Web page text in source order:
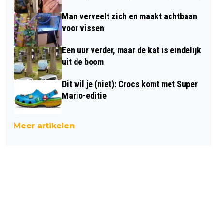
Man verveelt zich en maakt achtbaan
voor vissen
Een uur verder, maar de kat is eindelijk
uit de boom
Dit wil je (niet): Crocs komt met Super
Mario-editie
Meer artikelen